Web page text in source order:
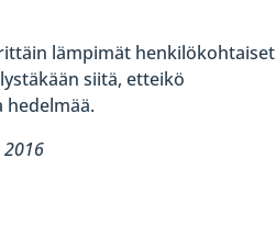
lämpimät henkilökohtaiset
siitä, etteikö
2016